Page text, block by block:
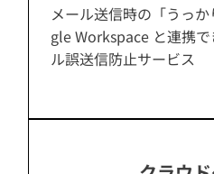
メール送信時の「うっ
gle Workspace と連携
ル誤送信防止サービス